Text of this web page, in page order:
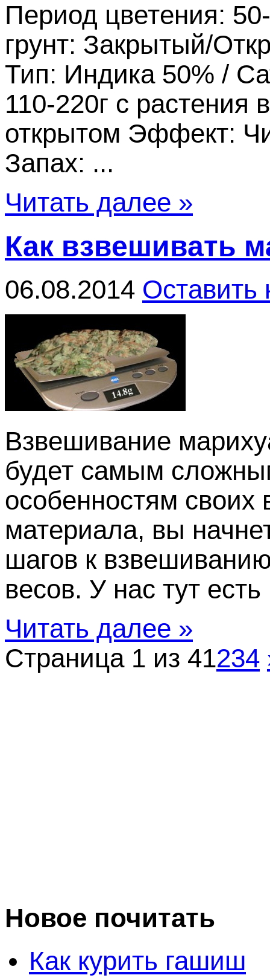
Период цветения:
грунт: Закрытый/
Тип: Индика 50% /
110-220г с растения
открытом Эффект:
Запах: ...
Читать далее »
Как взвешивать
06.08.2014 Оставить
Взвешивание
будет самым
особенностям своих
материала, вы
шагов к
весов. У нас тут есть
Читать далее »
Страница 1 из 41234
Новое почитать
Как курить гашиш